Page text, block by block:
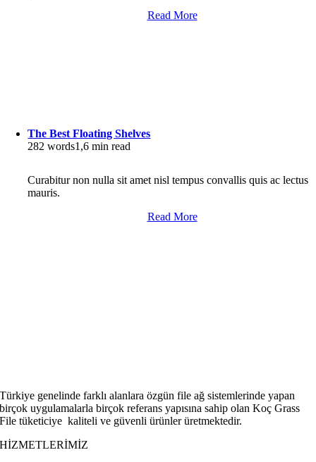
Read More
The Best Floating Shelves
282 words1,6 min read
Curabitur non nulla sit amet nisl tempus convallis quis ac lectus
mauris.
Read More
Türkiye genelinde farklı alanlara özgün file ağ sistemlerinde yapan
birçok uygulamalarla birçok referans yapısına sahip olan Koç Grass
File tüketiciye kaliteli ve güvenli ürünler üretmektedir.
HİZMETLERİMİZ